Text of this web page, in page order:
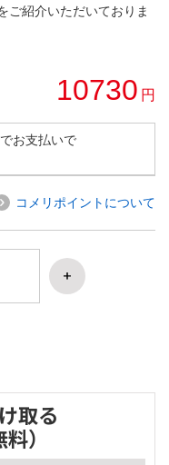
ご紹介いただいておりま
10730 円
お支払いで
コメリポイントについて
取る
）